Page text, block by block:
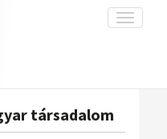
Toggle
társadalom